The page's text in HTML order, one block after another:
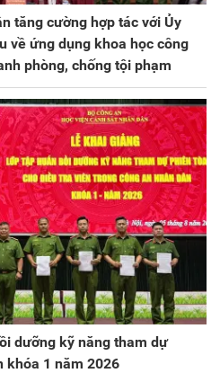
tăng cường hợp tác với Ủy
về ứng dụng khoa học công
phòng, chống tội phạm
dưỡng kỹ năng tham dự
khóa 1 năm 2026